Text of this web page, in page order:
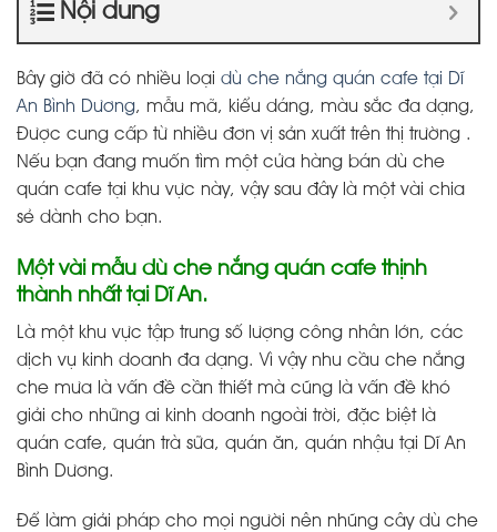
Nội dung
Bây giờ đã có nhiều loại dù che nắng quán cafe tại Dĩ
An Bình Dương, mẫu mã, kiểu dáng, màu sắc đa dạng,
Được cung cấp từ nhiều đơn vị sản xuất trên thị trường .
Nếu bạn đang muốn tìm một cửa hàng bán dù che
quán cafe tại khu vực này, vậy sau đây là một vài chia
sẻ dành cho bạn.
Một vài mẫu dù che nắng quán cafe thịnh
thành nhất tại Dĩ An.
Là một khu vực tập trung số lượng công nhân lớn, các
dịch vụ kinh doanh đa dạng. Vì vậy nhu cầu che nắng
che mưa là vấn đề cần thiết mà cũng là vấn đề khó
giải cho những ai kinh doanh ngoài trời, đặc biệt là
quán cafe, quán trà sữa, quán ăn, quán nhậu tại Dĩ An
Bình Dương.
Để làm giải pháp cho mọi người nên nhũng cây dù che